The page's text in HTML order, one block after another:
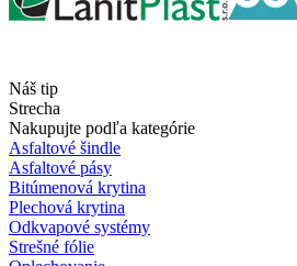
Náš tip
Strecha
Nakupujte podľa kategórie
Asfaltové šindle
Asfaltové pásy
Bitúmenová krytina
Plechová krytina
Odkvapové systémy
Strešné fólie